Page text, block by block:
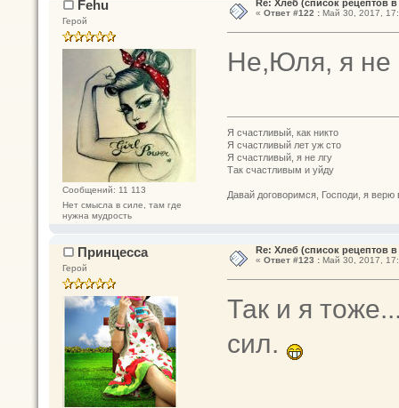
Fehu
Герой
Сообщений: 11 113
Нет смысла в силе, там где
нужна мудрость
Re: Хлеб (список рецептов
« Ответ #122 :Май 30, 2017,
Не,Юля, я не
Я счастливый, как никто
Я счастливый лет уж сто
Я счастливый, я не лгу
Так счастливым и уйду
Давай договоримся, Господи, я
Принцесса
Герой
Re: Хлеб (список рецептов
« Ответ #123 :Май 30, 2017,
Так и я
сил.